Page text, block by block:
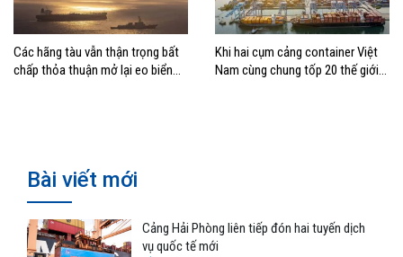
Các hãng tàu vẫn thận trọng bất
chấp thỏa thuận mở lại eo biển
Khi hai cụm cảng container Việt
Nam cùng chung tốp 20 thế giới
Bài viết mới
Cảng Hải Phòng liên tiếp đón hai tuyến dịch
vụ quốc tế mới